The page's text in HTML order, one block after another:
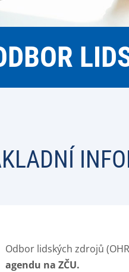
Odbor lidských zdrojů
agendu na ZČU.